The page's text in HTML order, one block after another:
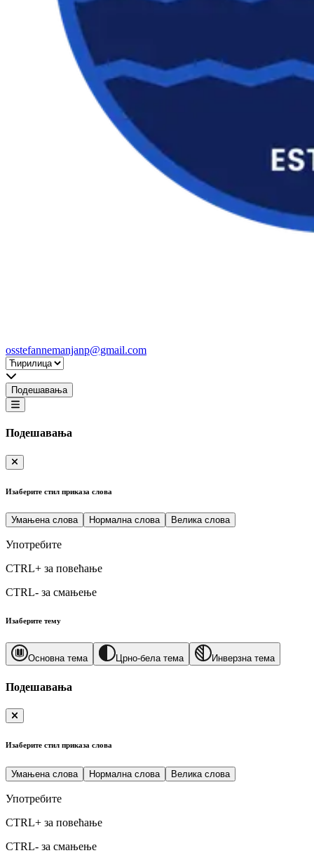
osstefannemanjanp@gmail.com
Подешавања
Подешавања
Изаберите стил приказа слова
Умањена слова Нормална слова Велика слова
Употребите
CTRL+ за повећање
CTRL- за смањење
Изаберите тему
Основна тема Црно-бела тема Инверзна тема
Подешавања
Изаберите стил приказа слова
Умањена слова Нормална слова Велика слова
Употребите
CTRL+ за повећање
CTRL- за смањење